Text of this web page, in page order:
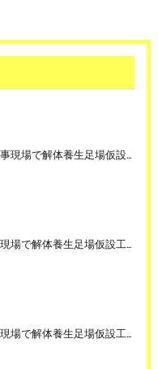
世田谷区の解体工事現場で解体養生足場仮設工事を行いました。
杉並区の解体工事現場で解体養生足場仮設工事を行いました。
杉並区の解体工事現場で解体養生足場仮設工事を行いました。